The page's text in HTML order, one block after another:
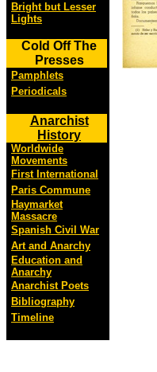
Bright but Lesser
Lights
Cold Off The
Presses
Pamphlets
Periodicals
Anarchist
History
Worldwide
Movements
First International
Paris Commune
Haymarket
Massacre
Spanish Civil War
Art and Anarchy
Education and
Anarchy
Anarchist Poets
Bibliography
Timeline